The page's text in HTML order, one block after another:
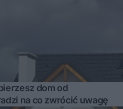
dom od
na co zwrócić uwagę